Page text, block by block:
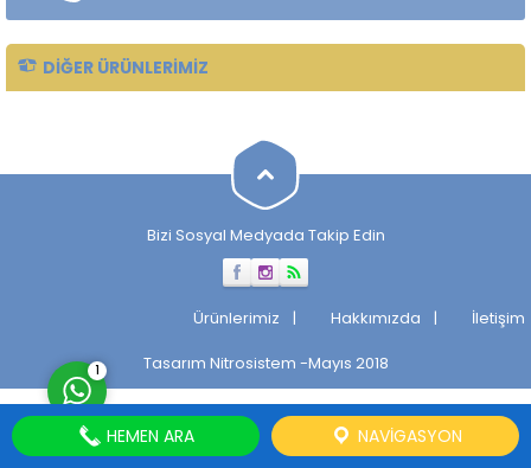
DIĞER ÜRÜNLERIMIZ
Bizi Sosyal Medyada Takip Edin
Ürünlerimiz Hakkımızda
İletişim
Tasarım Nitrosistem -Mayıs 2018
Cevap Yaz
1
HEMEN ARA NAVIGASYON